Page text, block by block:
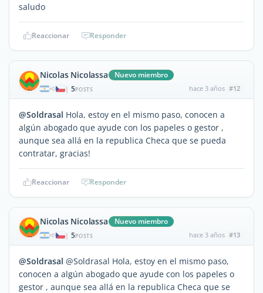
saludo
Reaccionar Responder
Nicolas Nicolassa Nuevo miembro
| 5POSTS hace 3 años #12
@Soldrasal Hola, estoy en el mismo paso, conocen a
algún abogado que ayude con los papeles o gestor ,
aunque sea allá en la republica Checa que se pueda
contratar, gracias!
Reaccionar Responder
Nicolas Nicolassa Nuevo miembro
| 5POSTS hace 3 años #13
@Soldrasal @Soldrasal Hola, estoy en el mismo paso,
conocen a algún abogado que ayude con los papeles o
gestor , aunque sea allá en la republica Checa que se